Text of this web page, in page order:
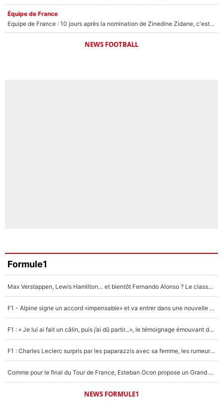
Équipe de France
Equipe de France : 10 jours après la nomination de Zinedine Zidane, c'est au tour de son fils de prendre un nouveau départ !
NEWS FOOTBALL
Formule1
Max Verstappen, Lewis Hamilton… et bientôt Fernando Alonso ? Le classement des pilotes les mieux payés en Formule 1 risque de changer !
F1 - Alpine signe un accord «impensable» et va entrer dans une nouvelle dimension : Grande nouvelle pour Pierre Gasly !
F1 : « Je lui ai fait un câlin, puis j’ai dû partir...», le témoignage émouvant de Max Verstappen sur sa fille
F1 : Charles Leclerc surpris par les paparazzis avec sa femme, les rumeurs étaient vraies !
Comme pour le final du Tour de France, Esteban Ocon propose un Grand Prix de Formule 1 à Paris : «Autour de l’Arc de Triomphe, ce serait génial» !
NEWS FORMULE1